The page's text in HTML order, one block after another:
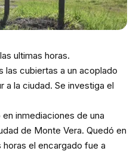
ultimas horas.
cubiertas a un acoplado
a la ciudad. Se investiga el
inmediaciones de una
de Monte Vera. Quedó en
el encargado fue a